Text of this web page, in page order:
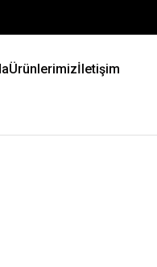
Ürünlerimizİletişim